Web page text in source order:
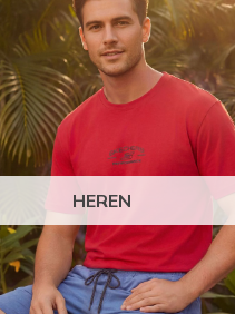
HEREN